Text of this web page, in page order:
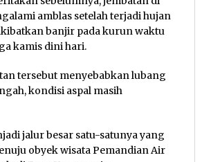
amblas setelah terjadi hujan
banjir pada kurun waktu
kamis dini hari.
tersebut menyebabkan lubang
kondisi aspal masih
jalur besar satu-satunya yang
obyek wisata Pemandian Air